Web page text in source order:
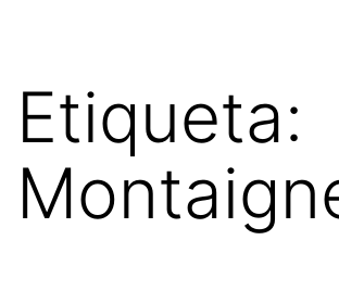
Etiqueta: